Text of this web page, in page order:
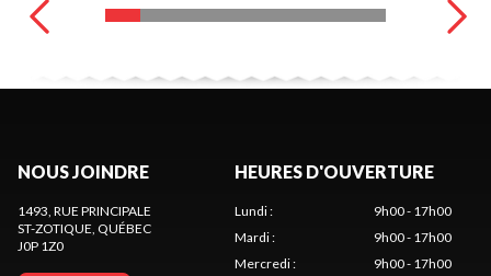
NOUS JOINDRE
1493, RUE PRINCIPALE
ST-ZOTIQUE, QUÉBEC
J0P 1Z0
HEURES D'OUVERTURE
Lundi:
9h00 - 17h00
Mardi:
9h00 - 17h00
Mercredi: 9h00 - 17h00